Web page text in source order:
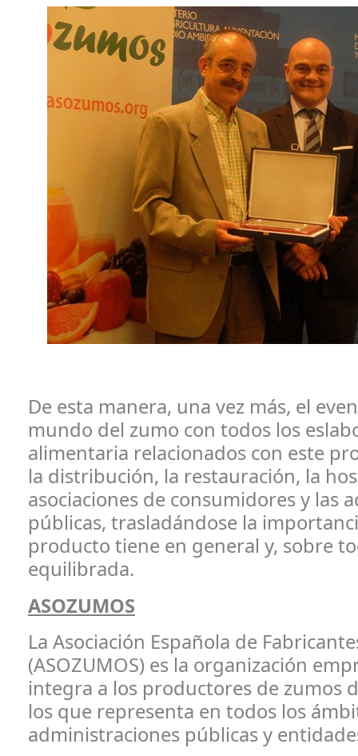
De esta manera, una vez más, el
mundo del zumo con todos los
alimentaria relacionados con este
la distribución, la restauración, la
asociaciones de consumidores y las
públicas, trasladándose la
producto tiene en general y, sobre
equilibrada.
ASOZUMOS
La Asociación Española de
(ASOZUMOS) es la organización
integra a los productores de zumos
los que representa en todos los
administraciones públicas y